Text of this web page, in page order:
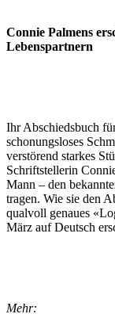
Connie Palmens
Lebenspartnern
Ihr Abschiedsbuch
schonungsloses
verstörend starkes
Schriftstellerin
Mann – den
tragen. Wie sie den
qualvoll genaues
März auf Deutsch
Mehr: